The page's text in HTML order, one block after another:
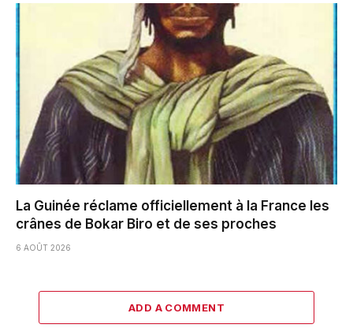
La Guinée réclame officiellement à la France les
crânes de Bokar Biro et de ses proches
6 AOÛT 2026
ADD A COMMENT